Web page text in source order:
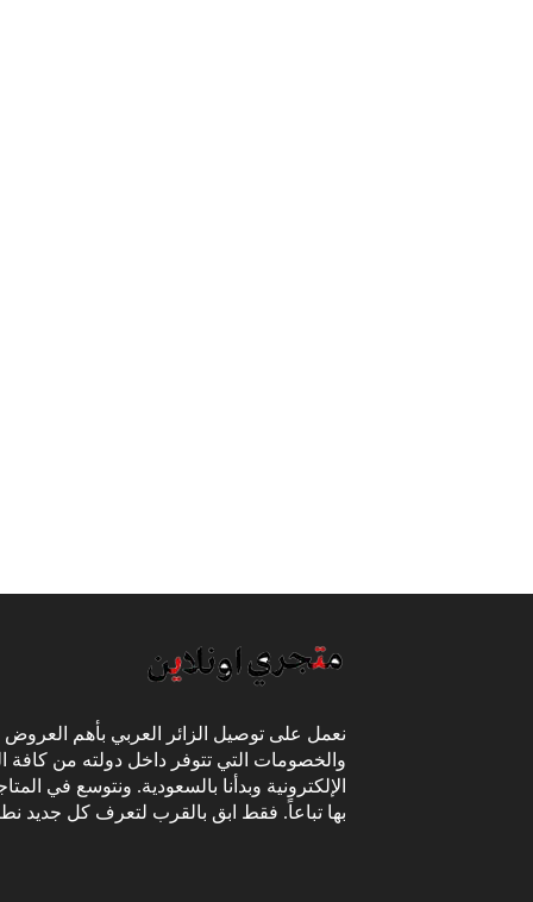
نعمل على توصيل الزائر العربي بأهم العروض
والخصومات التي تتوفر داخل دولته من كافة
الإلكترونية وبدأنا بالسعودية. ونتوسع في
بها تباعاً. فقط ابق بالقرب لتعرف كل جديد